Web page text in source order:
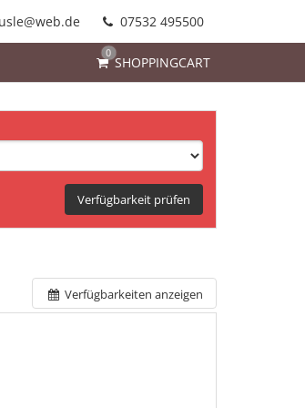
07532 495500
0
SHOPPINGCART
Verfügbarkeit prüfen
Verfügbarkeiten anzeigen